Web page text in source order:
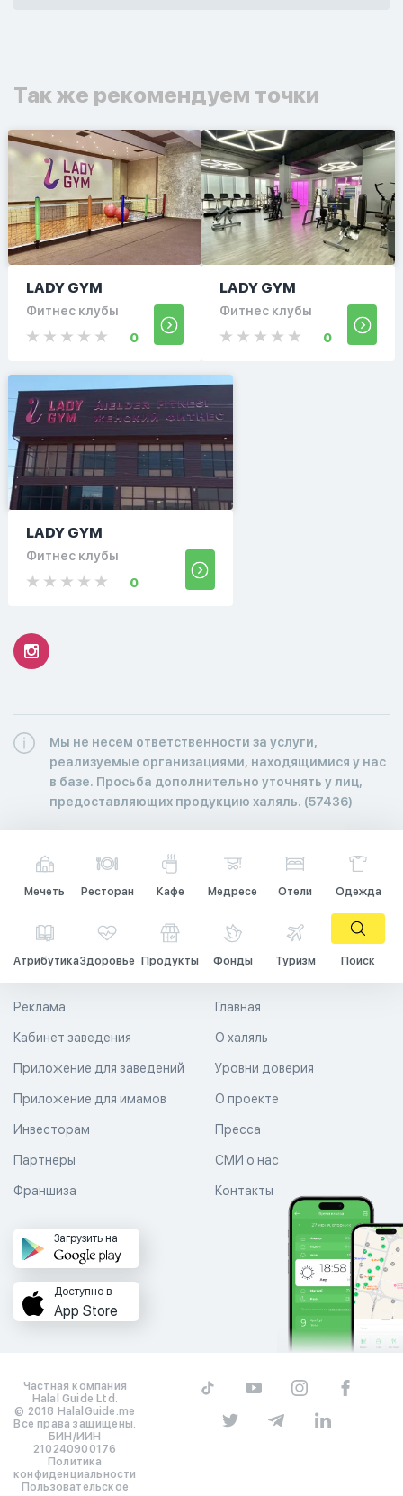
Так же рекомендуем точки
LADY GYM
Фитнес клубы
0
LADY GYM
Фитнес клубы
0
LADY GYM
Фитнес клубы
0
Мы не несем ответственности за услуги,
реализуемые организациями, находящимися у нас
в базе. Просьба дополнительно уточнять у лиц,
предоставляющих продукцию халяль. (57436)
Мечеть Ресторан Кафе Медресе Отели Одежда
АтрибутикаЗдоровье Продукты Фонды Туризм Поиск
Главная
О халяль
Уровни доверия
Реклама
Кабинет заведения
Приложение для заведений
Приложение для имамов О проекте
Пресса
СМИ о нас
Контакты
Инвесторам
Партнеры
Франшиза
Загрузить на
Доступно в
App Store
Частная компания
Halal Guide Ltd.
© 2018 HalalGuide.me
Все права защищены.
БИН/ИИН
210240900176
Политика
конфиденциальности
Пользовательское